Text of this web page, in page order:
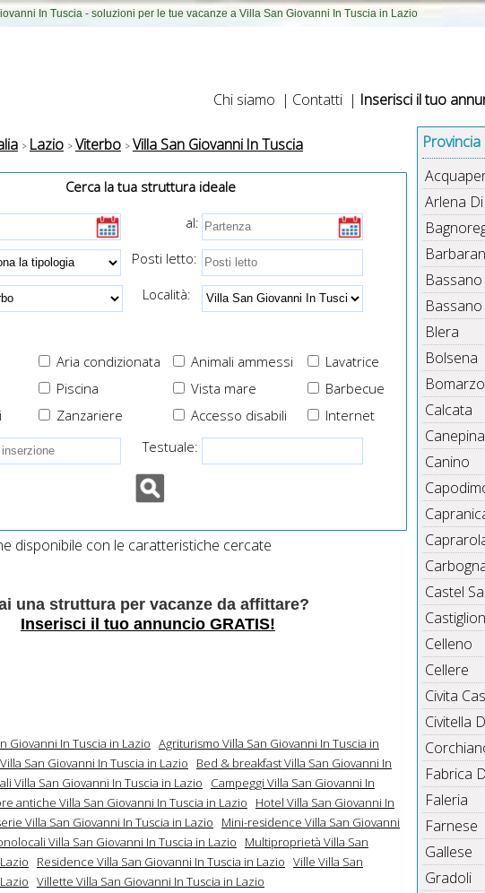
In Tuscia - soluzioni per le tue vacanze a Villa San Giovanni In Tuscia in Lazio
Chi siamo | Contatti | Inserisci il tuo
Lazio Viterbo Villa San Giovanni In Tuscia
Cerca la tua struttura ideale
al:
Posti letto:
Località:
Aria condizionata Animali ammessi
Lavatrice
Piscina Vista mare
Barbecue
Zanzariere Internet
Accesso disabili
Testuale:
disponibile con le caratteristiche cercate
una struttura per vacanze da affittare?
Inserisci il tuo annuncio GRATIS!
Giovanni In Tuscia in Lazio Agriturismo Villa San Giovanni In Tuscia in
San Giovanni In Tuscia in Lazio
Bed & breakfast Villa San Giovanni In
Villa San Giovanni In Tuscia in Lazio
Campeggi Villa San Giovanni In
antiche Villa San Giovanni In Tuscia in Lazio
Hotel Villa San Giovanni In
Villa San Giovanni In Tuscia in Lazio
Mini-residence Villa San Giovanni
Villa San Giovanni In Tuscia in Lazio
Multiproprietà Villa San
Residence Villa San Giovanni In Tuscia in Lazio Ville Villa San
Villette Villa San Giovanni In Tuscia in Lazio
Arlena
Blera
Bolsena
Bomarzo
Calcata
Canepina
Canino
Castel
Celleno
Cellere
Civita
Civitella
Fabrica
Faleria
Farnese
Gallese
Gradoli